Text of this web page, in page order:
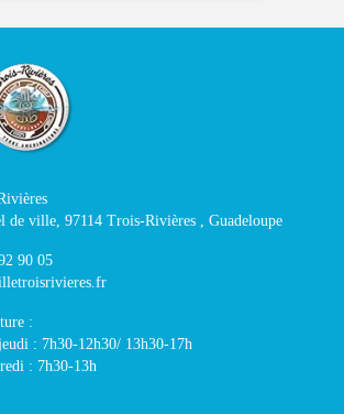
de ville, 97114 Trois-Rivières , Guadeloupe
90 05
:
: 7h30-12h30/ 13h30-17h
: 7h30-13h